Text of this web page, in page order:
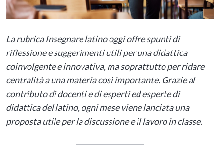
La rubrica Insegnare latino oggi offre spunti di
riflessione e suggerimenti utili per una didattica
coinvolgente e innovativa, ma soprattutto per ridare
centralità a una materia così importante. Grazie al
contributo di docenti e di esperti ed esperte di
didattica del latino, ogni mese viene lanciata una
proposta utile per la discussione e il lavoro in classe.